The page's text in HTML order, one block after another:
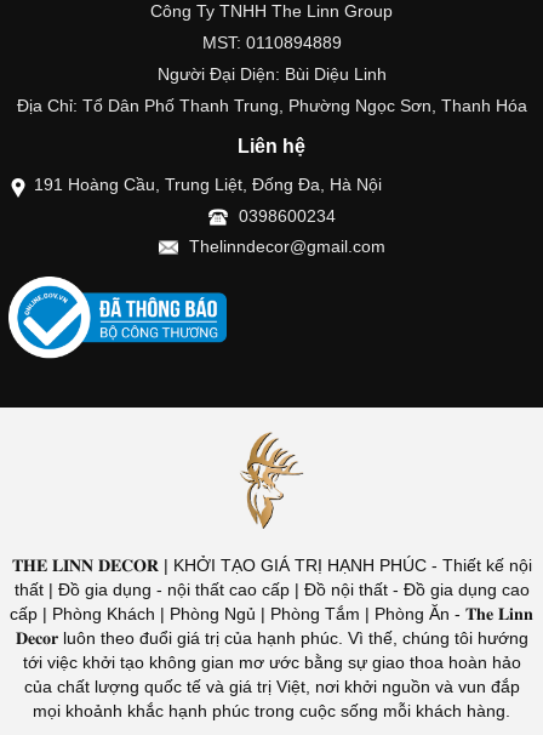
Công Ty TNHH The Linn Group
MST: 0110894889
Người Đại Diện: Bùi Diệu Linh
Địa Chỉ: Tổ Dân Phố Thanh Trung, Phường Ngọc Sơn, Thanh Hóa
Liên hệ
191 Hoàng Cầu, Trung Liệt, Đống Đa, Hà Nội
0398600234
Thelinndecor@gmail.com
𝐓𝐇𝐄 𝐋𝐈𝐍𝐍 𝐃𝐄𝐂𝐎𝐑 | KHỞI TẠO GIÁ TRỊ HẠNH PHÚC - Thiết kế nội
thất | Đồ gia dụng - nội thất cao cấp | Đồ nội thất - Đồ gia dụng cao
cấp | Phòng Khách | Phòng Ngủ | Phòng Tắm | Phòng Ăn - 𝐓𝐡𝐞 𝐋𝐢𝐧𝐧
𝐃𝐞𝐜𝐨𝐫 luôn theo đuổi giá trị của hạnh phúc. Vì thế, chúng tôi hướng
tới việc khởi tạo không gian mơ ước bằng sự giao thoa hoàn hảo
của chất lượng quốc tế và giá trị Việt, nơi khởi nguồn và vun đắp
mọi khoảnh khắc hạnh phúc trong cuộc sống mỗi khách hàng.